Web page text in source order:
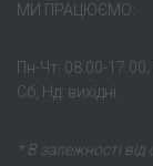
МИ ПРАЦЮЄМО:
Пн-Чт: 08.00-
Сб, Нд: вихідні.
* В залежності